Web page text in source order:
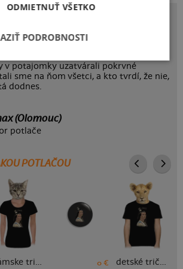
správňák Vinnetou a prichádzať v
Ako by to bolo včera, keď Vinnetou s
brázdili rozľahlé prérie na našich
v potajomky uzatvárali pokrvné
sme na ňom všetci, a kto tvrdí, že nie,
dodnes.
(Olomouc)
potlače
POTLAČOU
dámske tričko 0 € detské tričko
ODMIETNUŤ VŠETKO
PODROBNOSTI